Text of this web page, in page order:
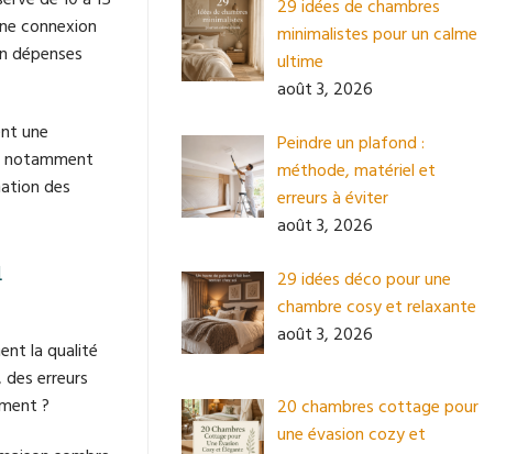
connexion
dépenses
une
notamment
des
la qualité
erreurs
?
29 idées de chambres
minimalistes pour un calme
ultime
août 3, 2026
Peindre un plafond :
méthode, matériel et
erreurs à éviter
août 3, 2026
29 idées déco pour une
chambre cosy et relaxante
août 3, 2026
20 chambres cottage pour
une évasion cozy et